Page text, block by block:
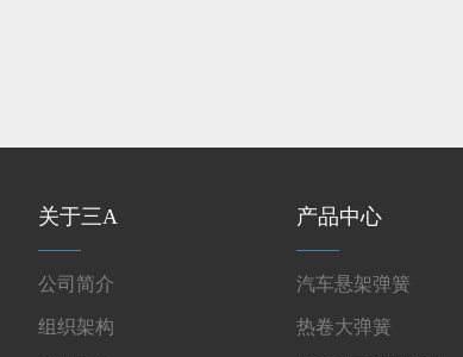
关于三A
公司简介
组织架构
产品中心
汽车悬架弹簧
热卷大弹簧